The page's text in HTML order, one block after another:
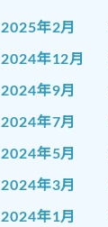
2025年2月
2024年12月
2024年9月
2024年7月
2024年5月
2024年3月
2024年1月